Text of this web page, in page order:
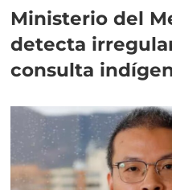
Ministerio del
detecta
consulta